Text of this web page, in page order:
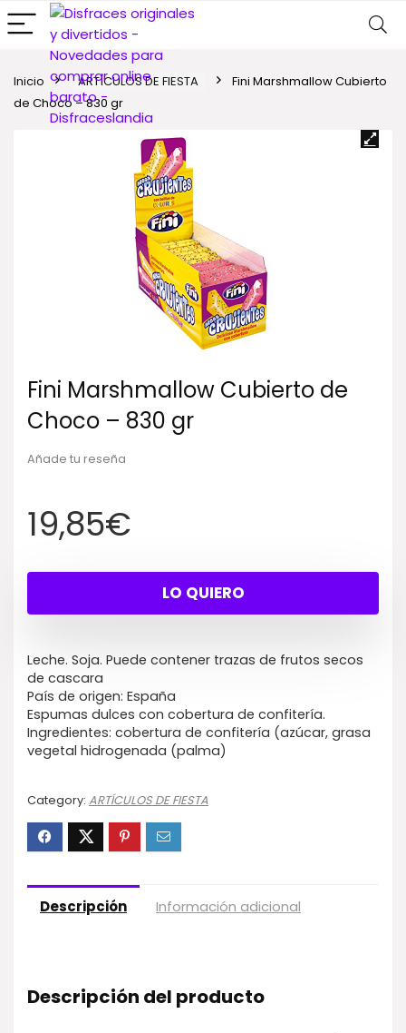
Inicio ARTÍCULOS DE FIESTA
Fini Marshmallow Cubierto
de Choco – 830 gr
Fini Marshmallow Cubierto de
Choco – 830 gr
Añade tu reseña
19,85€
LO QUIERO
Leche. Soja. Puede contener trazas de frutos secos
de cascara
País de origen: España
Espumas dulces con cobertura de confitería.
Ingredientes: cobertura de confitería (azúcar, grasa
vegetal hidrogenada (palma)
Category: ARTÍCULOS DE FIESTA
Descripción Información adicional
Descripción del producto